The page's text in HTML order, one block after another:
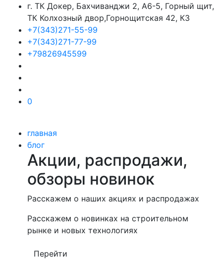
г. ТК Докер, Бахчиванджи 2, А6-5, Горный щит,
ТК Колхозный двор,Горнощитская 42, К3
+7(343)271-55-99
+7(343)271-77-99
+79826945599
0
главная
блог
Акции, распродажи,
обзоры новинок
Расскажем о наших акциях и распродажах
Расскажем о новинках на строительном
рынке и новых технологиях
Перейти